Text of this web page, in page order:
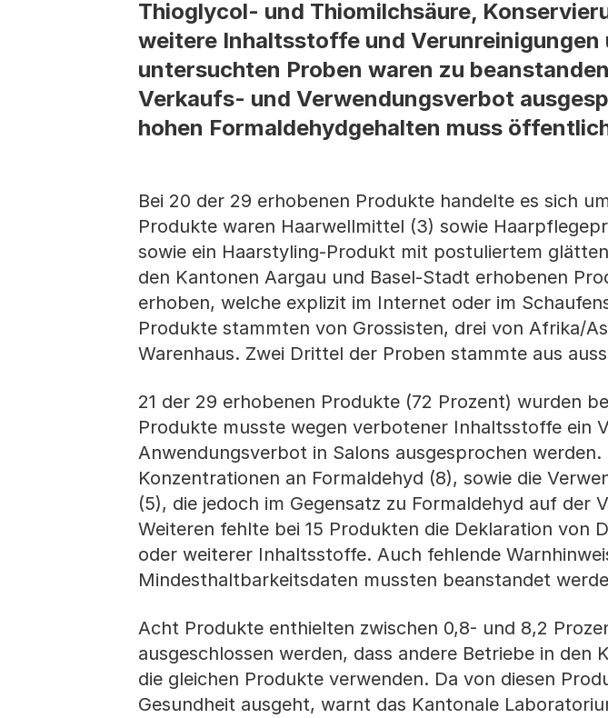
Thioglycol- und Thiomilchsäure,
weitere Inhaltsstoffe und Verunreinigungen
untersuchten Proben waren zu
Verkaufs- und Verwendungsverbot
hohen Formaldehydgehalten muss
Bei 20 der 29 erhobenen Produkte handelte es sich
Produkte waren Haarwellmittel (3) sowie
sowie ein Haarstyling-Produkt mit postuliertem
den Kantonen Aargau und Basel-Stadt erhobenen
erhoben, welche explizit im Internet oder im
Produkte stammten von Grossisten, drei von Afrika/
Warenhaus. Zwei Drittel der Proben stammte aus
21 der 29 erhobenen Produkte (72 Prozent) wurden
Produkte musste wegen verbotener Inhaltsstoffe ein
Anwendungsverbot in Salons ausgesprochen
Konzentrationen an Formaldehyd (8), sowie die
(5), die jedoch im Gegensatz zu Formaldehyd auf der
Weiteren fehlte bei 15 Produkten die Deklaration von
oder weiterer Inhaltsstoffe. Auch fehlende
Mindesthaltbarkeitsdaten mussten beanstandet
Acht Produkte enthielten zwischen 0,8- und 8,2
ausgeschlossen werden, dass andere Betriebe in den
die gleichen Produkte verwenden. Da von diesen
Gesundheit ausgeht, warnt das Kantonale